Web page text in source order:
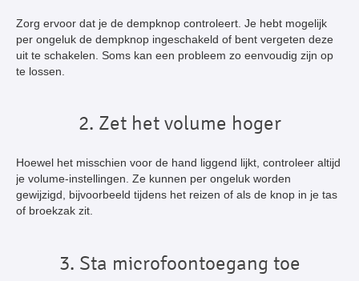
Zorg ervoor dat je de dempknop controleert. Je hebt mogelijk
per ongeluk de dempknop ingeschakeld of bent vergeten deze
uit te schakelen. Soms kan een probleem zo eenvoudig zijn op
te lossen.
2. Zet het volume hoger
Hoewel het misschien voor de hand liggend lijkt, controleer altijd
je volume-instellingen. Ze kunnen per ongeluk worden
gewijzigd, bijvoorbeeld tijdens het reizen of als de knop in je tas
of broekzak zit.
3. Sta microfoontoegang toe